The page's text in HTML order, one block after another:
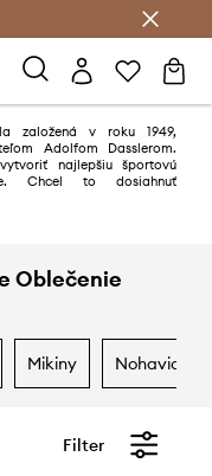
založená v roku 1949,
Adolfom Dasslerom.
najlepšiu športovú
Chcel to dosiahnuť
Oblečenie
mikiny nohavice a
Filter